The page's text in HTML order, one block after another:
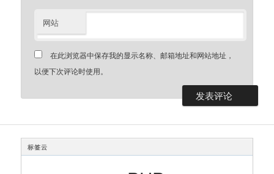
网站
在此浏览器中保存我的显示名称、邮箱地址和网站地址，
以便下次评论时使用。
标签云